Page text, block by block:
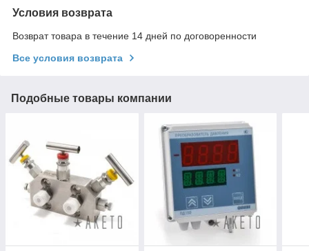
Условия возврата
Возврат товара в течение 14 дней по договоренности
Все условия возврата
Подобные товары компании